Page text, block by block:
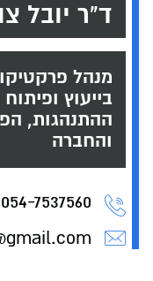
ד"ר יובל
מנהל
בייעוץ
ההתנהגות,
והחברה
054-7537560